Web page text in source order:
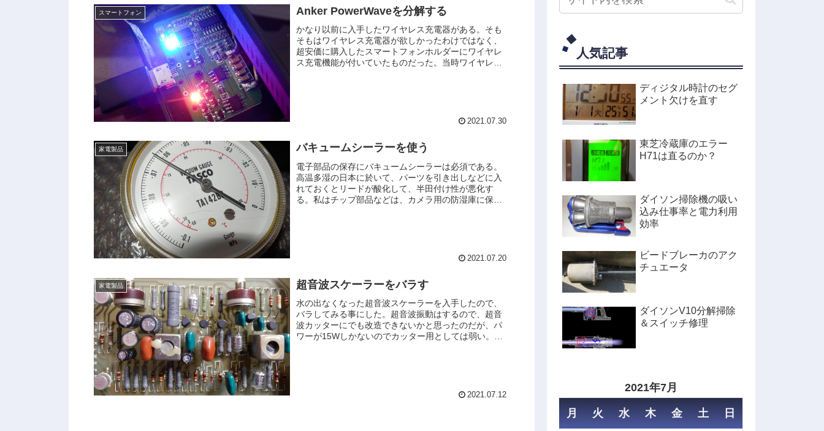
スマートフォン Anker PowerWaveを分解する
かなり以前に入手したワイヤレス充電器がある。そも
そもはワイヤレス充電器が欲しかったわけではなく、
超安価に購入したスマートフォンホルダーにワイヤレ
ス充電機能が付いていたものだった。当時ワイヤレス
2021.07.30
家電製品 バキュームシーラーを使う
電子部品の保存にバキュームシーラーは必須である。
高温多湿の日本に於いて、パーツを引き出しなどに入
れておくとリードが酸化して、半田付け性が悪化す
る。私はチップ部品などは、カメラ用の防湿庫に保存
2021.07.20
家電製品 超音波スケーラーをバラす
水の出なくなった超音波スケーラーを入手したので、
バラしてみる事にした。超音波振動はするので、超音
波カッターにでも改造できないかと思ったのだが、パ
ワーが15Wしかないのでカッター用としては弱い。プ
2021.07.12
人気記事
ディジタル時計のセグ
メント欠けを直す
東芝冷蔵庫のエラー
H71は直るのか？
ダイソン掃除機の吸い
込み仕事率と電力利用
効率
ビードブレーカのアク
チュエータ
ダイソンV10分解掃除
＆スイッチ修理
2021年7月
月 火 水 木 金 土 日